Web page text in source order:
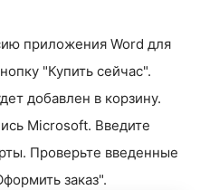
приложения Word для
"Купить сейчас".
добавлен в корзину.
Microsoft. Введите
Проверьте введенные
заказ".